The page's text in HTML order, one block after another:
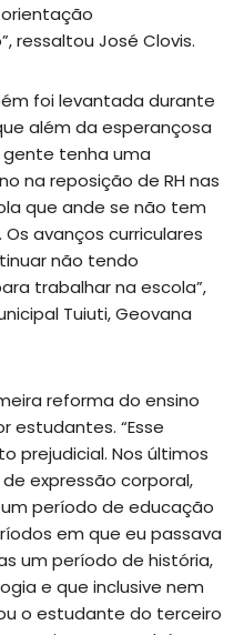
ressaltou José Clovis.
foi levantada durante
além da esperançosa
tenha uma
na reposição de RH nas
que ande se não tem
avanços curriculares
não tendo
trabalhar na escola”,
Tuiuti, Geovana
reforma do ensino
estudantes. “Esse
prejudicial. Nos últimos
expressão corporal,
período de educação
em que eu passava
um período de história,
e que inclusive nem
o estudante do terceiro